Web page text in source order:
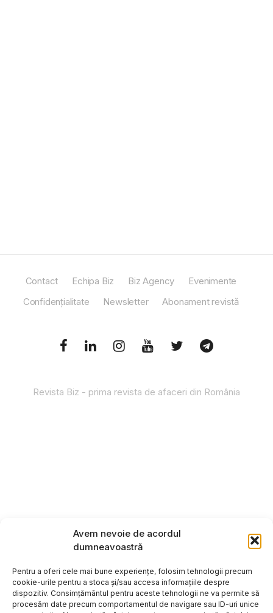
Avem nevoie de acordul
dumneavoastră
Pentru a oferi cele mai bune experiențe, folosim tehnologii precum
cookie-urile pentru a stoca și/sau accesa informațiile despre
dispozitiv. Consimțământul pentru aceste tehnologii ne va permite să
procesăm date precum comportamentul de navigare sau ID-uri unice
Contact Echipa Biz Biz Agency
Evenimente
Confidențialitate
Newsletter Abonament revistă
Revista Biz - prima revista de afaceri din România